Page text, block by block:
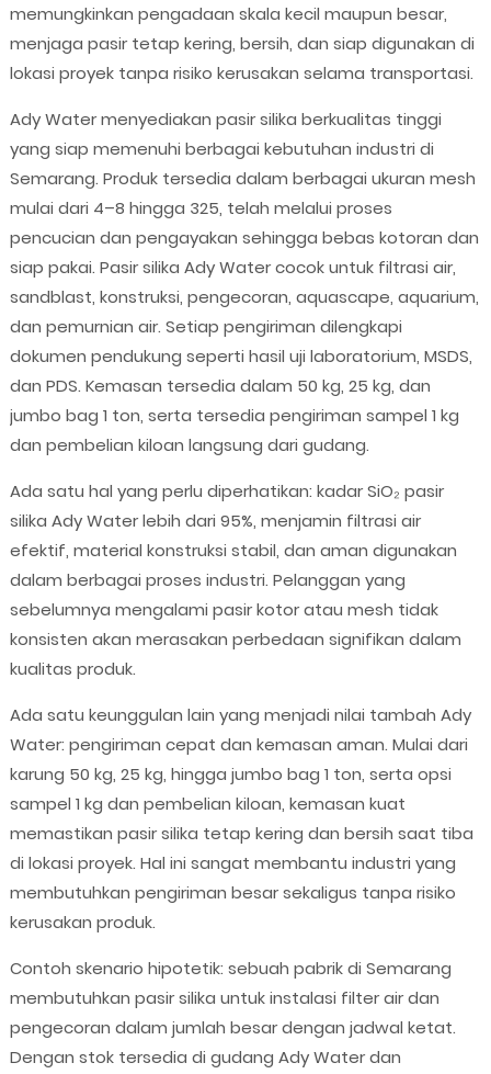
memungkinkan pengadaan skala kecil maupun besar,
menjaga pasir tetap kering, bersih, dan siap digunakan di
lokasi proyek tanpa risiko kerusakan selama transportasi.
Ady Water menyediakan pasir silika berkualitas tinggi
yang siap memenuhi berbagai kebutuhan industri di
Semarang. Produk tersedia dalam berbagai ukuran mesh
mulai dari 4–8 hingga 325, telah melalui proses
pencucian dan pengayakan sehingga bebas kotoran dan
siap pakai. Pasir silika Ady Water cocok untuk filtrasi air,
sandblast, konstruksi, pengecoran, aquascape, aquarium,
dan pemurnian air. Setiap pengiriman dilengkapi
dokumen pendukung seperti hasil uji laboratorium, MSDS,
dan PDS. Kemasan tersedia dalam 50 kg, 25 kg, dan
jumbo bag 1 ton, serta tersedia pengiriman sampel 1 kg
dan pembelian kiloan langsung dari gudang.
Ada satu hal yang perlu diperhatikan: kadar SiO₂ pasir
silika Ady Water lebih dari 95%, menjamin filtrasi air
efektif, material konstruksi stabil, dan aman digunakan
dalam berbagai proses industri. Pelanggan yang
sebelumnya mengalami pasir kotor atau mesh tidak
konsisten akan merasakan perbedaan signifikan dalam
kualitas produk.
Ada satu keunggulan lain yang menjadi nilai tambah Ady
Water: pengiriman cepat dan kemasan aman. Mulai dari
karung 50 kg, 25 kg, hingga jumbo bag 1 ton, serta opsi
sampel 1 kg dan pembelian kiloan, kemasan kuat
memastikan pasir silika tetap kering dan bersih saat tiba
di lokasi proyek. Hal ini sangat membantu industri yang
membutuhkan pengiriman besar sekaligus tanpa risiko
kerusakan produk.
Contoh skenario hipotetik: sebuah pabrik di Semarang
membutuhkan pasir silika untuk instalasi filter air dan
pengecoran dalam jumlah besar dengan jadwal ketat.
Dengan stok tersedia di gudang Ady Water dan